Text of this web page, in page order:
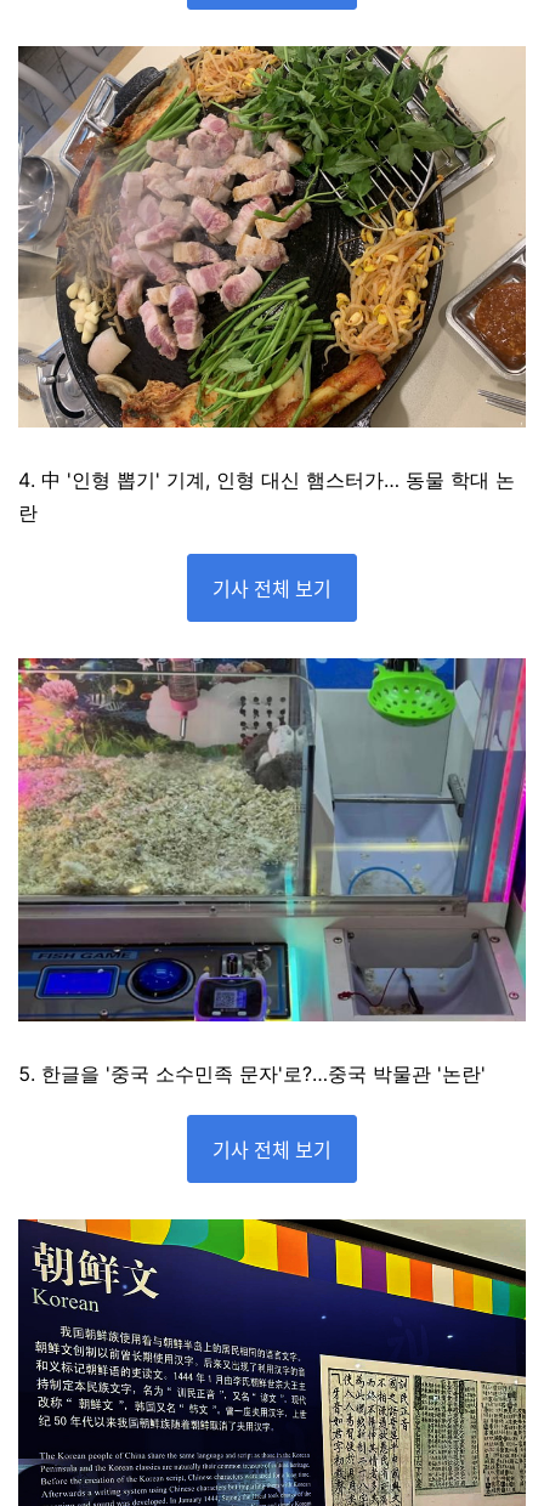
4. 中 '인형 뽑기' 기계, 인형 대신 햄스터가… 동물 학대 논
란
기사 전체 보기
5. 한글을 '중국 소수민족 문자'로?…중국 박물관 '논란'
기사 전체 보기